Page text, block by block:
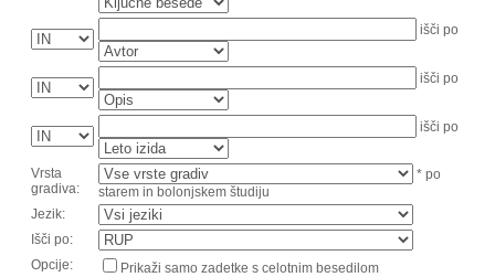
išči po
išči po
išči po
Vrsta
gradiva:
* po
starem in bolonjskem študiju
Jezik:
Išči po:
Opcije:
Prikaži samo zadetke s celotnim besedilom